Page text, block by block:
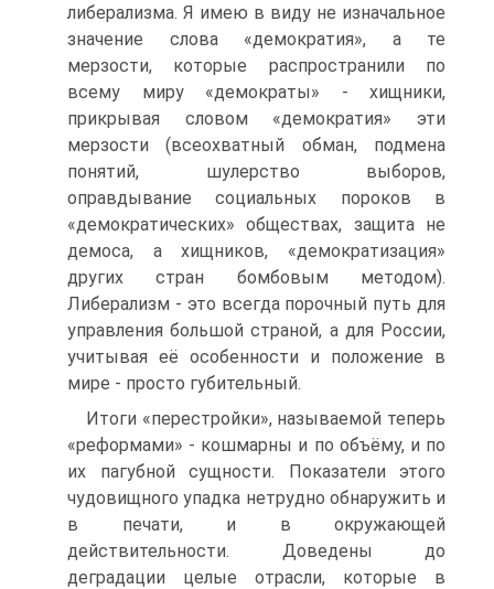
либерализма. Я имею в виду не изначальное
значение слова «демократия», а те
мерзости, которые распространили по
всему миру «демократы» - хищники,
прикрывая словом «демократия» эти
мерзости (всеохватный обман, подмена
понятий, шулерство выборов,
оправдывание социальных пороков в
«демократических» обществах, защита не
демоса, а хищников, «демократизация»
других стран бомбовым методом).
Либерализм - это всегда порочный путь для
управления большой страной, а для России,
учитывая её особенности и положение в
мире - просто губительный.
Итоги «перестройки», называемой теперь
«реформами» - кошмарны и по объёму, и по
их пагубной сущности. Показатели этого
чудовищного упадка нетрудно обнаружить и
в печати, и в окружающей
действительности. Доведены до
деградации целые отрасли, которые в